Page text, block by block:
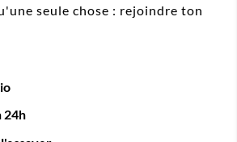
seule chose : rejoindre ton
24h